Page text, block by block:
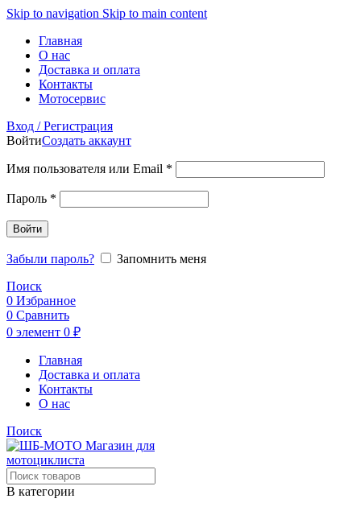
Skip to navigation Skip to main content
Главная
О нас
Доставка и оплата
Контакты
Мотосервис
Вход / Регистрация
ВойтиСоздать аккаунт
Имя пользователя или Email *
Пароль *
Войти
Забыли пароль?
Запомнить меня
Поиск
0 Избранное
0 Сравнить
0 элемент 0 ₽
Главная
Доставка и оплата
Контакты
О нас
Поиск
В категории